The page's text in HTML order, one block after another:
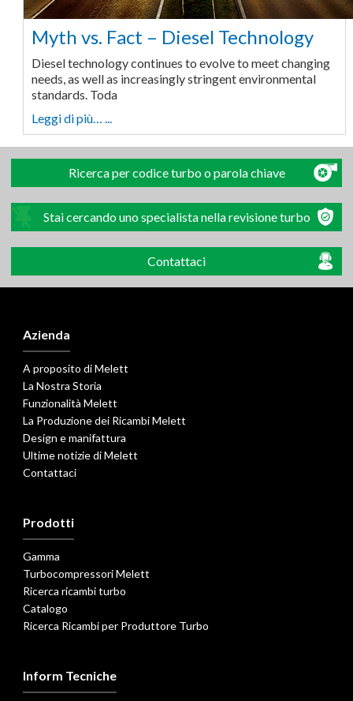
Myth vs. Fact – Diesel Technology
Diesel technology continues to evolve to meet changing
needs, as well as increasingly stringent environmental
standards. Toda
Leggi di più… ...
Ricerca per codice turbo o parola chiave
Stai cercando uno specialista nella revisione turbo
Contattaci
Azienda
A proposito di Melett
La Nostra Storia
Funzionalità Melett
La Produzione dei Ricambi Melett
Design e manifattura
Ultime notizie di Melett
Contattaci
Prodotti
Gamma
Turbocompressori Melett
Ricerca ricambi turbo
Catalogo
Ricerca Ricambi per Produttore Turbo
Inform Tecniche